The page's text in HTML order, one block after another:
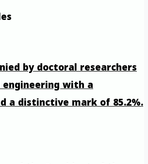
by doctoral researchers
with a
a distinctive mark of 85.2%.